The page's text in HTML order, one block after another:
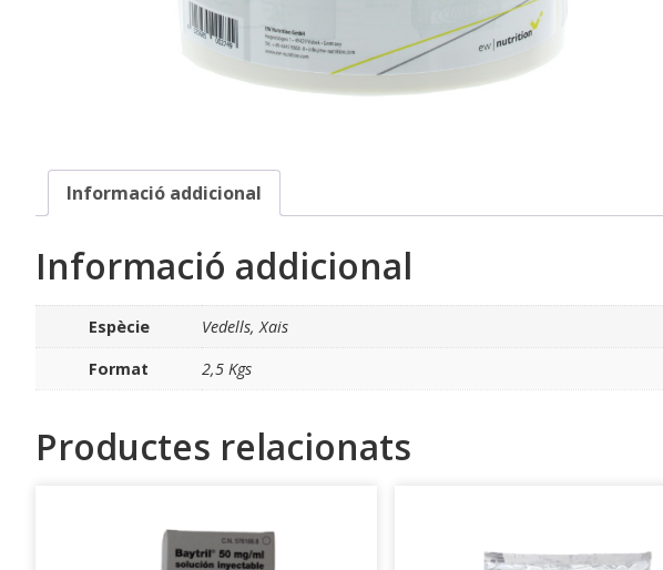
Informació addicional
Informació addicional
Espècie
Vedells, Xais
Format
2,5 Kgs
Productes relacionats